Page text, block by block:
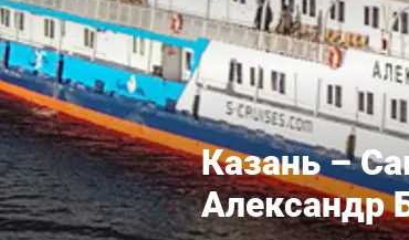
Казань –
Александр